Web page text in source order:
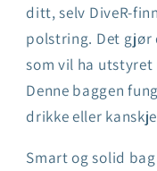
ditt, selv DiveR-
polstring. Det gjør
som vil ha utstyret
Denne baggen
drikke eller
Smart og solid